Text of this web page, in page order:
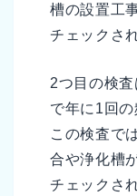
槽の設置工
チェックさ
2つ目の検
で年に1回の
この検査で
合や浄化槽
チェックさ